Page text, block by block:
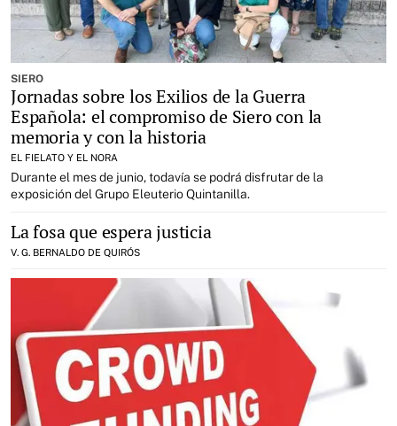
SIERO
Jornadas sobre los Exilios de la Guerra
Española: el compromiso de Siero con la
memoria y con la historia
EL FIELATO Y EL NORA
Durante el mes de junio, todavía se podrá disfrutar de la
exposición del Grupo Eleuterio Quintanilla.
La fosa que espera justicia
V. G. BERNALDO DE QUIRÓS